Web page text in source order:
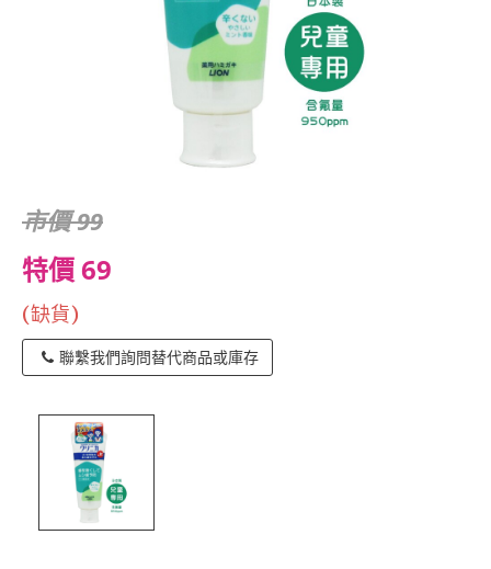
市價 99
特價 69
(缺貨)
聯繫我們詢問替代商品或庫存